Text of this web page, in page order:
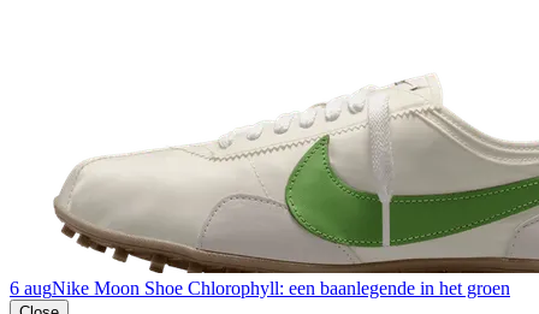
6 augNike Moon Shoe Chlorophyll: een baanlegende in het groen